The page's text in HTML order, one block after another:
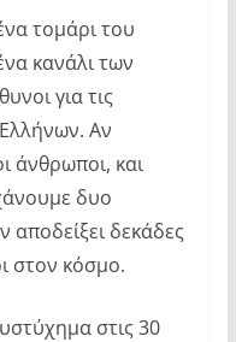
τομάρι του
κανάλι των
για τις
Αν
άνθρωποι, και
δυο
αποδείξει δεκάδες
στον κόσμο.
στις 30